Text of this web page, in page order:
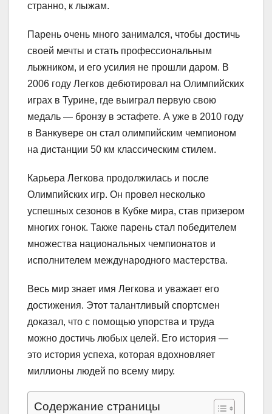
странно, к лыжам.
Парень очень много занимался, чтобы достичь
своей мечты и стать профессиональным
лыжником, и его усилия не прошли даром. В
2006 году Легков дебютировал на Олимпийских
играх в Турине, где выиграл первую свою
медаль — бронзу в эстафете. А уже в 2010 году
в Ванкувере он стал олимпийским чемпионом
на дистанции 50 км классическим стилем.
Карьера Легкова продолжилась и после
Олимпийских игр. Он провел несколько
успешных сезонов в Кубке мира, став призером
многих гонок. Также парень стал победителем
множества национальных чемпионатов и
исполнителем международного мастерства.
Весь мир знает имя Легкова и уважает его
достижения. Этот талантливый спортсмен
доказал, что с помощью упорства и труда
можно достичь любых целей. Его история —
это история успеха, которая вдохновляет
миллионы людей по всему миру.
Содержание страницы